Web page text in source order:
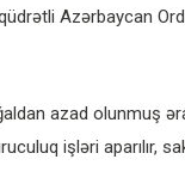
Azərbaycan
azad olunmuş
işləri aparılır,